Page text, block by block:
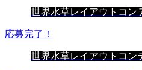
世界水草レイアウトコン
応募完了！
世界水草レイアウトコン